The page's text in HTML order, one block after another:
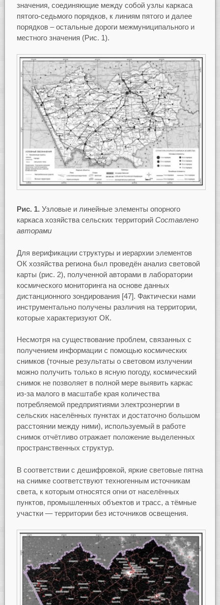
значения, соединяющие между собой узлы каркаса
пятого-седьмого порядков, к линиям пятого и далее
порядков – остальные дороги межмуниципального и
местного значения (Рис. 1).
Рис. 1.Узловые и линейные элементы опорного
каркаса хозяйства сельских территорий Составлено
авторами
Для верификации структуры и иерархии элементов
ОК хозяйства региона был проведён анализ световой
карты (рис. 2), полученной авторами в лаборатории
космического мониторинга на основе данных
дистанционного зондирования [47]. Фактически нами
инструментально получены различия на территории,
которые характеризуют ОК.
Несмотря на существование проблем, связанных с
получением информации с помощью космических
снимков (точные результаты о световом излучении
можно получить только в ясную погоду, космический
снимок не позволяет в полной мере выявить каркас
из-за малого в масштабе края количества
потребляемой предприятиями электроэнергии в
сельских населённых пунктах и достаточно большом
расстоянии между ними), используемый в работе
снимок отчётливо отражает положение выделенных
пространственных структур.
В соответствии с дешифровкой, яркие световые пятна
на снимке соответствуют техногенным источникам
света, к которым относятся огни от населённых
пунктов, промышленных объектов и трасс, а тёмные
участки — территории без источников освещения.